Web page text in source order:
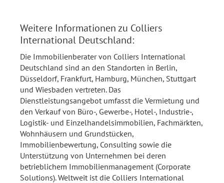
Weitere Informationen zu Colliers
International Deutschland:
Die Immobilienberater von Colliers International
Deutschland sind an den Standorten in Berlin,
Düsseldorf, Frankfurt, Hamburg, München, Stuttgart
und Wiesbaden vertreten. Das
Dienstleistungsangebot umfasst die Vermietung und
den Verkauf von Büro-, Gewerbe-, Hotel-, Industrie-,
Logistik- und Einzelhandelsimmobilien, Fachmärkten,
Wohnhäusern und Grundstücken,
Immobilienbewertung, Consulting sowie die
Unterstützung von Unternehmen bei deren
betrieblichem Immobilienmanagement (Corporate
Solutions). Weltweit ist die Colliers International